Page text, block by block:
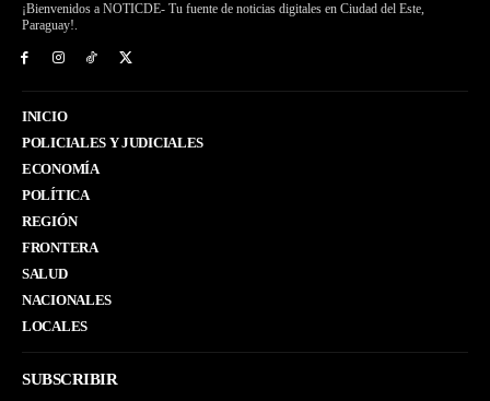
¡Bienvenidos a NOTICDE- Tu fuente de noticias digitales en Ciudad del Este,
Paraguay!.
INICIO
POLICIALES Y JUDICIALES
ECONOMÍA
POLÍTICA
REGIÓN
FRONTERA
SALUD
NACIONALES
LOCALES
SUBSCRIBIR